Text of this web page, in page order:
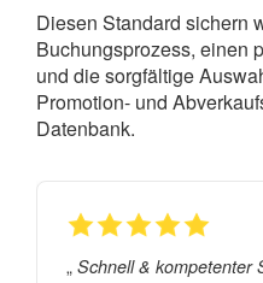
Diesen Standard sichern
Buchungsprozess, einen
und die sorgfältige
Promotion- und
Datenbank.
„